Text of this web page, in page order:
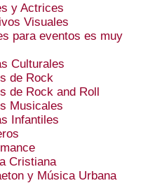
y Actrices
Visuales
para eventos es muy
Culturales
de Rock
de Rock and Roll
Musicales
Infantiles
Cristiana
y Música Urbana